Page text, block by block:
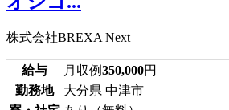
株式会社BREXA Next
給与 月収例350,000円
勤務地
大分県 中津市